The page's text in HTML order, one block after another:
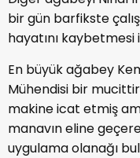
bir gün barfikste
hayatını kaybetmesi
En büyük ağabey
Mühendisi bir
makine icat etmiş
manavın eline
uygulama olanağı